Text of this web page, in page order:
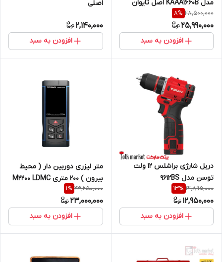
مدل KAAA1660B اصل تایوان
28,500,000
8%
25,990,000
افزودن به سبد
اصلی
2,140,000
افزودن به سبد
دریل شارژی براشلس 12 ولت
توسن مدل 9612BS
14,895,000
13%
12,950,000
افزودن به سبد
متر لیزری دوربین دار ( محیط
بیرون ) 200 متری M2200 LDMC
توسن
23,250,000
1%
23,000,000
افزودن به سبد